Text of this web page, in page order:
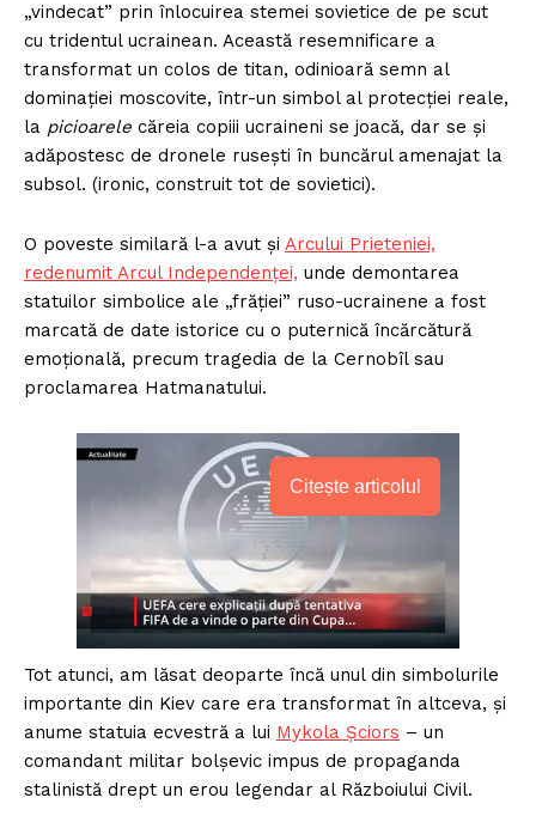
„vindecat” prin înlocuirea stemei sovietice de pe scut
cu tridentul ucrainean. Această resemnificare a
transformat un colos de titan, odinioară semn al
dominației moscovite, într-un simbol al protecției reale,
la picioarele căreia copiii ucraineni se joacă, dar se și
adăpostesc de dronele rusești în buncărul amenajat la
subsol. (ironic, construit tot de sovietici).
O poveste similară l-a avut și Arcului Prieteniei,
redenumit Arcul Independenței, unde demontarea
statuilor simbolice ale „frăției” ruso-ucrainene a fost
marcată de date istorice cu o puternică încărcătură
emoțională, precum tragedia de la Cernobîl sau
proclamarea Hatmanatului.
Citește articolul
Tot atunci, am lăsat deoparte încă unul din simbolurile
importante din Kiev care era transformat în altceva, și
anume statuia ecvestră a lui Mykola Șciors – un
comandant militar bolșevic impus de propaganda
stalinistă drept un erou legendar al Războiului Civil.